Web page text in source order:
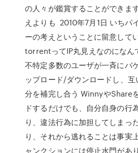
の人々が鑑賞することができま
えよりも 2010年7月1日 いちパ
ーの考えということに留意して
torrentってIP丸見えなのになん
不特定多数のユーザが一斉にバ
ップロード/ダウンロードし、互
分を補完し合う WinnyやShare
ドするだけでも、自分自身の行
り、違法行為に加担してしまっ
り、それから逃れることは事実
ャンクションには停止水門があ